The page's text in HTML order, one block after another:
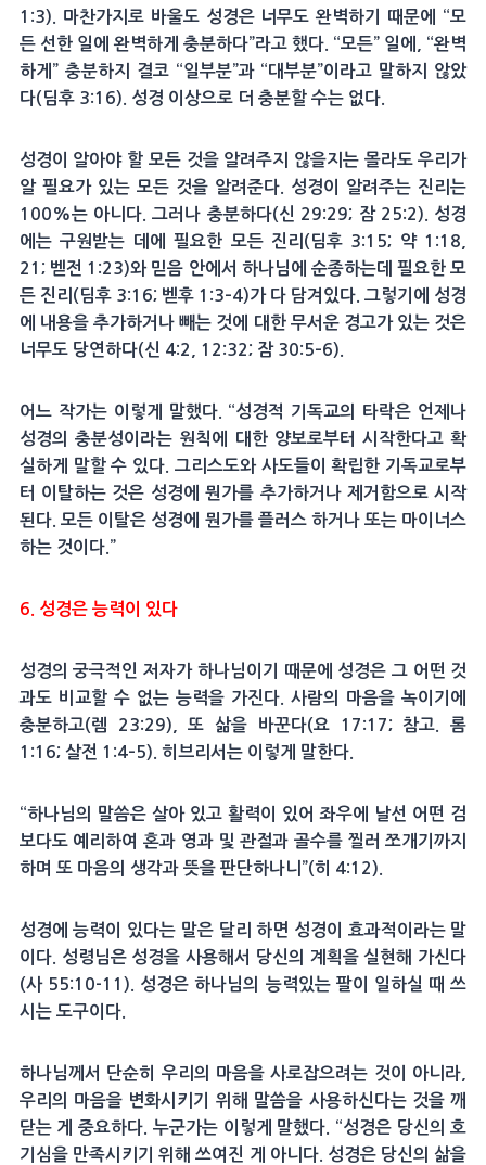
1:3). 마찬가지로 바울도 성경은 너무도 완벽하기 때문에 “모
든 선한 일에 완벽하게 충분하다”라고 했다. “모든” 일에, “완벽
하게” 충분하지 결코 “일부분”과 “대부분”이라고 말하지 않았
다(딤후 3:16). 성경 이상으로 더 충분할 수는 없다.
성경이 알아야 할 모든 것을 알려주지 않을지는 몰라도 우리가
알 필요가 있는 모든 것을 알려준다. 성경이 알려주는 진리는
100%는 아니다. 그러나 충분하다(신 29:29; 잠 25:2). 성경
에는 구원받는 데에 필요한 모든 진리(딤후 3:15; 약 1:18,
21; 벧전 1:23)와 믿음 안에서 하나님에 순종하는데 필요한 모
든 진리(딤후 3:16; 벧후 1:3–4)가 다 담겨있다. 그렇기에 성경
에 내용을 추가하거나 빼는 것에 대한 무서운 경고가 있는 것은
너무도 당연하다(신 4:2, 12:32; 잠 30:5–6).
어느 작가는 이렇게 말했다. “성경적 기독교의 타락은 언제나
성경의 충분성이라는 원칙에 대한 양보로부터 시작한다고 확
실하게 말할 수 있다. 그리스도와 사도들이 확립한 기독교로부
터 이탈하는 것은 성경에 뭔가를 추가하거나 제거함으로 시작
된다. 모든 이탈은 성경에 뭔가를 플러스 하거나 또는 마이너스
하는 것이다.”
6. 성경은 능력이 있다
성경의 궁극적인 저자가 하나님이기 때문에 성경은 그 어떤 것
과도 비교할 수 없는 능력을 가진다. 사람의 마음을 녹이기에
충분하고(렘 23:29), 또 삶을 바꾼다(요 17:17; 참고. 롬
1:16; 살전 1:4–5). 히브리서는 이렇게 말한다.
“하나님의 말씀은 살아 있고 활력이 있어 좌우에 날선 어떤 검
보다도 예리하여 혼과 영과 및 관절과 골수를 찔러 쪼개기까지
하며 또 마음의 생각과 뜻을 판단하나니”(히 4:12).
성경에 능력이 있다는 말은 달리 하면 성경이 효과적이라는 말
이다. 성령님은 성경을 사용해서 당신의 계획을 실현해 가신다
(사 55:10-11). 성경은 하나님의 능력있는 팔이 일하실 때 쓰
시는 도구이다.
하나님께서 단순히 우리의 마음을 사로잡으려는 것이 아니라,
우리의 마음을 변화시키기 위해 말씀을 사용하신다는 것을 깨
닫는 게 중요하다. 누군가는 이렇게 말했다. “성경은 당신의 호
기심을 만족시키기 위해 쓰여진 게 아니다. 성경은 당신의 삶을